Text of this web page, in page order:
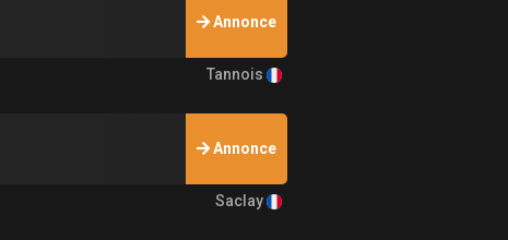
Annonce
Tannois
Annonce
Saclay